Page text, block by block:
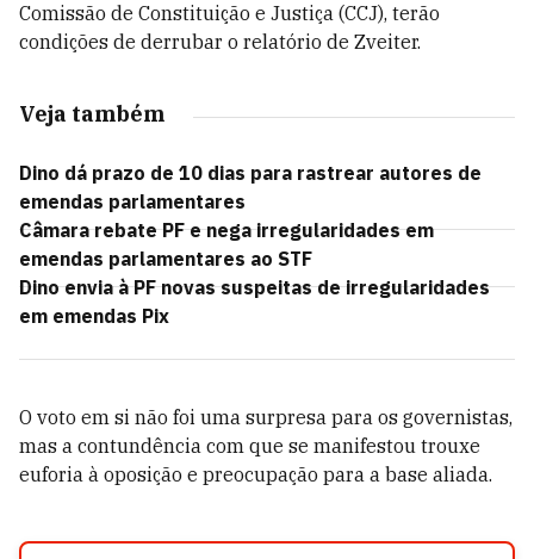
Comissão de Constituição e Justiça (CCJ), terão
condições de derrubar o relatório de Zveiter.
Veja também
Dino dá prazo de 10 dias para rastrear autores de
emendas parlamentares
Câmara rebate PF e nega irregularidades em
emendas parlamentares ao STF
Dino envia à PF novas suspeitas de irregularidades
em emendas Pix
O voto em si não foi uma surpresa para os governistas,
mas a contundência com que se manifestou trouxe
euforia à oposição e preocupação para a base aliada.